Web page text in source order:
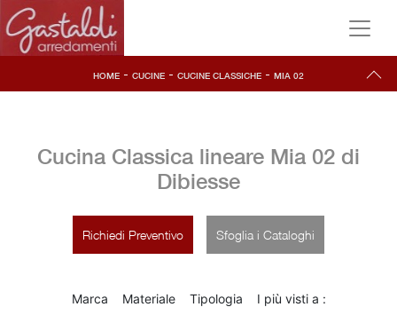
HOME - CUCINE - CUCINE CLASSICHE - MIA 02
Cucina Classica lineare Mia 02 di
Dibiesse
Richiedi Preventivo Sfoglia i Cataloghi
Marca Materiale Tipologia I più visti a :